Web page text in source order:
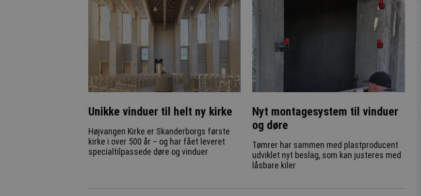
Unikke vinduer til helt ny kirke
Højvangen Kirke er Skanderborgs første
kirke i over 500 år – og har fået leveret
specialtilpassede døre og vinduer
Nyt montagesystem til vinduer
og døre
Tømrer har sammen med plastproducent
udviklet nyt beslag, som kan justeres med
låsbare kiler